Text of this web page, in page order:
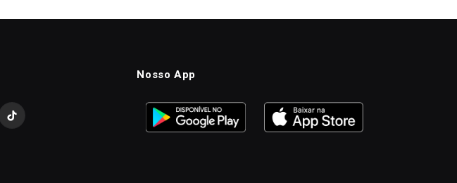
TikTok
Nosso App